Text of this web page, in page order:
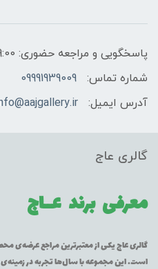
پاسخگویی و مراجعه حضوری: 9:00 الی14:00 و 16:00 تا 21:00
شماره تماس:
09991939009
آدرس ایمیل:
گالری عاج
معرفی برند عــاج
گالری عاج یکی از معتبرترین مراجع عرضه‌ی
است. این مجموعه با سال‌ها تجربه در